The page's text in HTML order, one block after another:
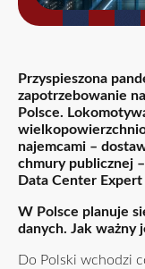
Przyspieszona
zapotrzebowanie
Polsce.
najemcami –
chmury publicznej
Data Center Expert
W Polsce planuje
danych. Jak ważny
Do Polski wchodzi